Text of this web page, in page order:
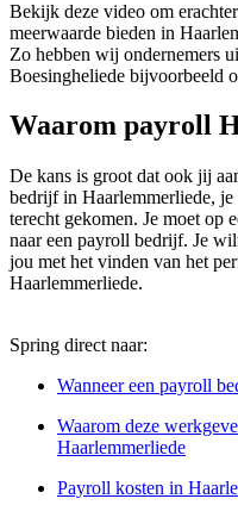
Bekijk deze video om
meerwaarde bieden in
Zo hebben wij ondernemers
Boesingheliede bijvoorbeeld
Waarom payroll
De kans is groot dat ook jij
bedrijf in Haarlemmerliede,
terecht gekomen. Je moet op
naar een payroll bedrijf. Je
jou met het vinden van het
Haarlemmerliede.
Spring direct naar:
Wanneer een payroll
Waarom deze
Haarlemmerliede
Payroll kosten in